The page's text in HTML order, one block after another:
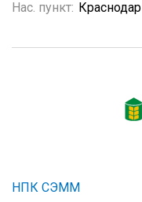
Нас. пункт: Краснодар
НПК СЭММ